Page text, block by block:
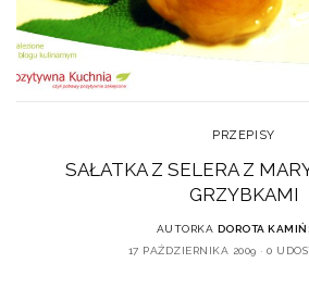
PRZEPISY
SAŁATKA Z SELERA Z
GRZYBKAMI
AUTORKA DOROTA
17 PAŹDZIERNIKA 2009
0